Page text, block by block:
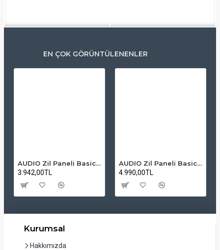
EN ÇOK GÖRÜNTÜLENENLER
AUDIO Zil Paneli Basic Hpli Çift Buton 14'lü Sesli Apartman Diafon Kapı Paneli
3.942,00TL
AUDIO Zil Paneli Basic Hpli Çift Buton 20'li Sesli Apartman Diafon Kapı Paneli
4.990,00TL
Kurumsal
Hakkımızda